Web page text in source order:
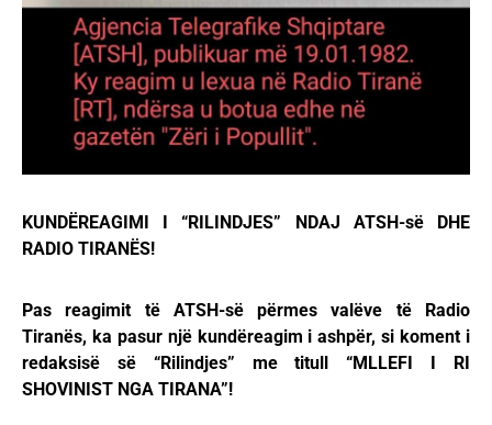
KUNDËREAGIMI I “RILINDJES” NDAJ ATSH-së DHE
RADIO TIRANËS!
Pas reagimit të ATSH-së përmes valëve të Radio
Tiranës, ka pasur një kundëreagim i ashpër, si koment i
redaksisë së “Rilindjes” me titull “MLLEFI I RI
SHOVINIST NGA TIRANA”!